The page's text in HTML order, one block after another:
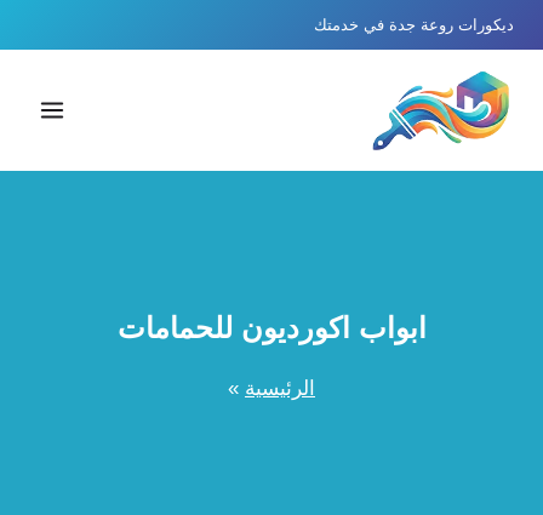
التجاوز
إلى
المحتوى
ديكورات روعة جدة في خدمتك
ابواب اكورديون للحمامات
الرئيسية »